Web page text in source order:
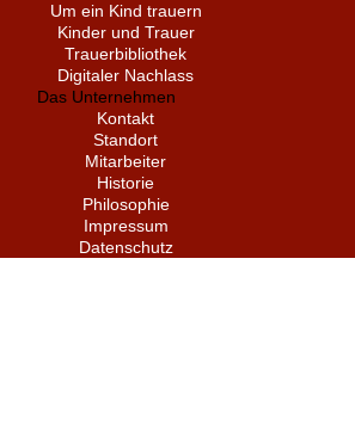
Um ein Kind trauern
Kinder und Trauer
Trauerbibliothek
Digitaler Nachlass
Das Unternehmen
Kontakt
Standort
Mitarbeiter
Historie
Philosophie
Impressum
Datenschutz